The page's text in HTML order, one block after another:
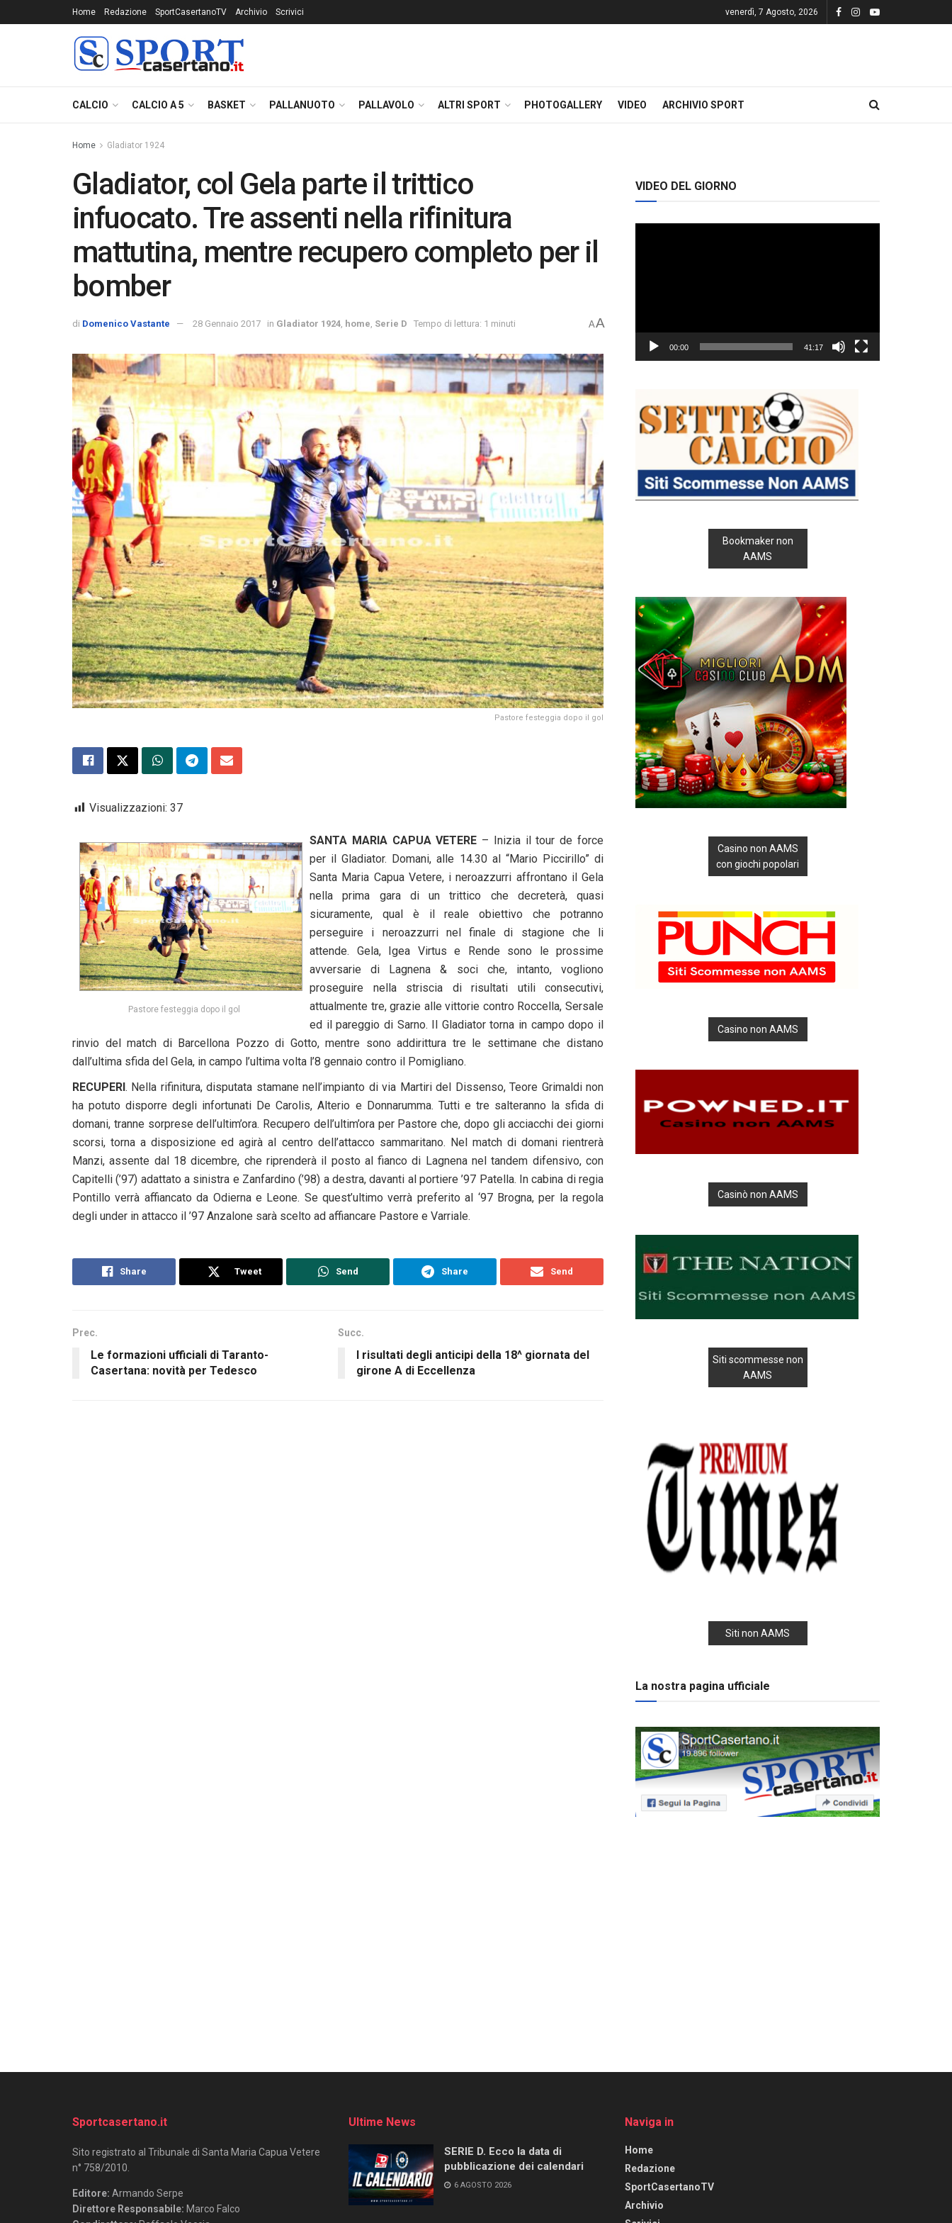
Home Redazione SportCasertanoTV Archivio Scrivici venerdì, 7 Agosto, 2026
CALCIO CALCIO A 5 BASKET PALLANUOTO PALLAVOLO ALTRI SPORT PHOTOGALLERY VIDEO ARCHIVIO SPORT
Home Gladiator 1924
Gladiator, col Gela parte il trittico
infuocato. Tre assenti nella rifinitura
mattutina, mentre recupero completo per il
bomber
di Domenico Vastante 28 Gennaio 2017 in Gladiator 1924 home Serie D Tempo di lettura: 1 minuti AA
Pastore festeggia dopo il gol
Visualizzazioni: 37
Pastore festeggia dopo il gol
SANTA MARIA CAPUA VETERE – Inizia il tour de force
per il Gladiator. Domani, alle 14.30 al “Mario Piccirillo” di
Santa Maria Capua Vetere, i neroazzurri affrontano il Gela
nella prima gara di un trittico che decreterà, quasi
sicuramente, qual è il reale obiettivo che potranno
perseguire i neroazzurri nel finale di stagione che li
attende. Gela, Igea Virtus e Rende sono le prossime
avversarie di Lagnena & soci che, intanto, vogliono
proseguire nella striscia di risultati utili consecutivi,
attualmente tre, grazie alle vittorie contro Roccella, Sersale
ed il pareggio di Sarno. Il Gladiator torna in campo dopo il
rinvio del match di Barcellona Pozzo di Gotto, mentre sono addirittura tre le settimane che distano
dall’ultima sfida del Gela, in campo l’ultima volta l’8 gennaio contro il Pomigliano.
RECUPERI. Nella rifinitura, disputata stamane nell’impianto di via Martiri del Dissenso, Teore Grimaldi non
ha potuto disporre degli infortunati De Carolis, Alterio e Donnarumma. Tutti e tre salteranno la sfida di
domani, tranne sorprese dell’ultim’ora. Recupero dell’ultim’ora per Pastore che, dopo gli acciacchi dei giorni
scorsi, torna a disposizione ed agirà al centro dell’attacco sammaritano. Nel match di domani rientrerà
Manzi, assente dal 18 dicembre, che riprenderà il posto al fianco di Lagnena nel tandem difensivo, con
Capitelli (’97) adattato a sinistra e Zanfardino (’98) a destra, davanti al portiere ’97 Patella. In cabina di regia
Pontillo verrà affiancato da Odierna e Leone. Se quest’ultimo verrà preferito al ‘97 Brogna, per la regola
degli under in attacco il ’97 Anzalone sarà scelto ad affiancare Pastore e Varriale.
Share Tweet Send Share Send
Prec.
Le formazioni ufficiali di Taranto-
Casertana: novità per Tedesco
Succ.
I risultati degli anticipi della 18^ giornata del
girone A di Eccellenza
VIDEO DEL GIORNO
00:00 41:17
Bookmaker non
AAMS
Casino non AAMS
con giochi popolari
Casino non AAMS
Casinò non AAMS
Siti scommesse non
AAMS
Siti non AAMS
La nostra pagina ufficiale
Sportcasertano.it
Sito registrato al Tribunale di Santa Maria Capua Vetere
n° 758/2010.
Editore: Armando Serpe
Direttore Responsabile: Marco Falco
Ultime News
SERIE D. Ecco la data di
pubblicazione dei calendari
6 AGOSTO 2026
Naviga in
Home
Redazione
SportCasertanoTV
Archivio